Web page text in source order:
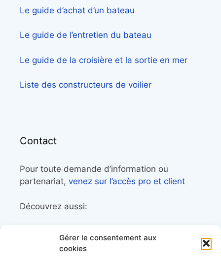
Gérer le consentement aux
cookies
Le guide d’achat d’un bateau
Le guide de l’entretien du bateau
Le guide de la croisière et la sortie en mer
Liste des constructeurs de voilier
Contact
Pour toute demande d’information ou
partenariat, venez sur l’accès pro et client
Découvrez aussi:
librairie maritime